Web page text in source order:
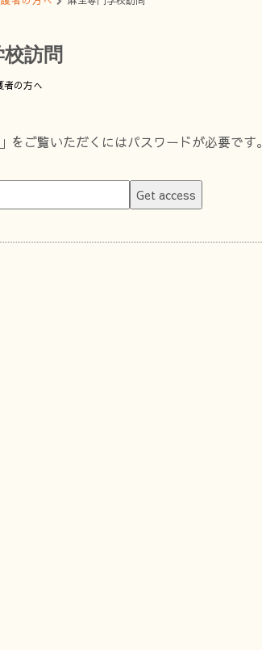
訪問
者の方へ
をご覧いただくにはパスワードが必要です。